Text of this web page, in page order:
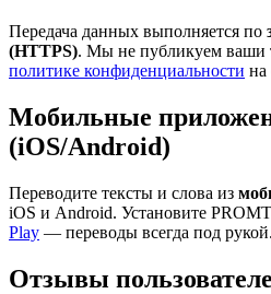
Передача данных выполняется по
(HTTPS). Мы не публикуем ваши
политике конфиденциальности на
Мобильные
(iOS/Android)
Переводите тексты и слова из
iOS и Android. Установите
Play — переводы всегда под рукой.
Отзывы